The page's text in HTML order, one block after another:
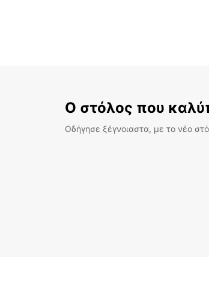
Ο στόλος που
Οδήγησε ξέγνοιαστα, με το νέο